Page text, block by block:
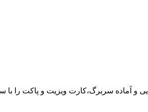
و آماده سربرگ،کارت ویزیت و پاکت را